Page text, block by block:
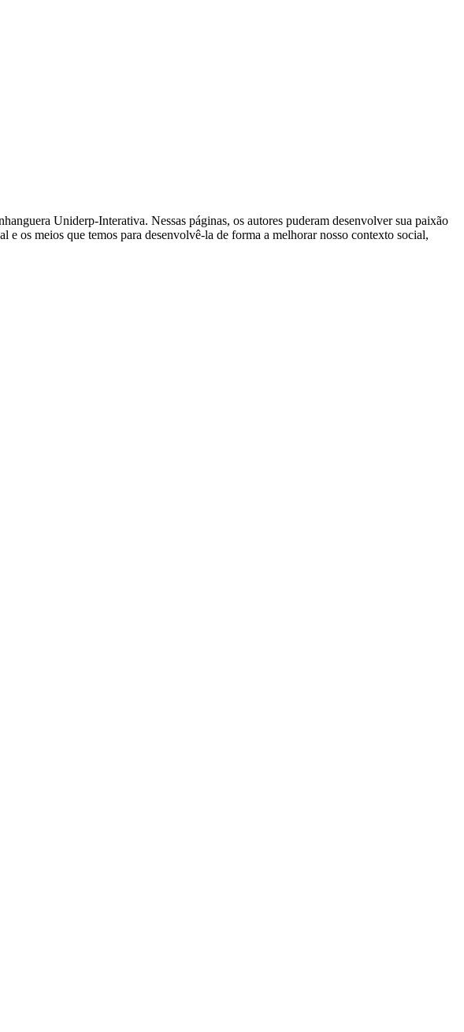
Uniderp-Interativa. Nessas páginas, os autores puderam desenvolver sua paixão
os meios que temos para desenvolvê-la de forma a melhorar nosso contexto social,